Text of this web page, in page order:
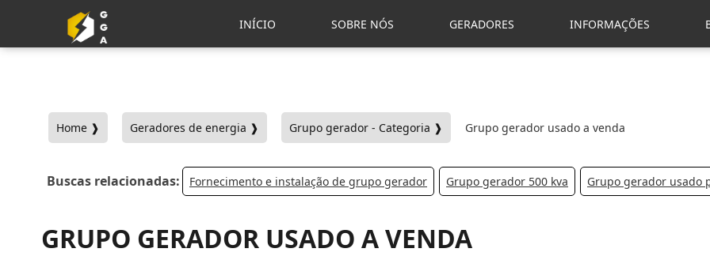
INÍCIO SOBRE NÓS GERADORES INFORMAÇÕES
Home ❱ Geradores de energia ❱ Grupo gerador - Categoria ❱ Grupo gerador usado a venda
Buscas relacionadas: Fornecimento e instalação de grupo gerador Grupo gerador 500 kva Grupo gerador usado
GRUPO GERADOR USADO A VENDA